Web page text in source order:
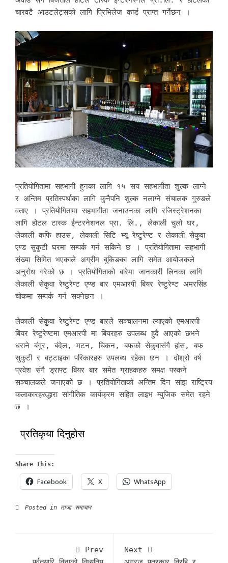
चारवटै आउटलेट्सको लागि प्रिभिलेज कार्ड प्राप्त गर्नेछन ।
प्रतियोगितामा सहभागी हुनका लागि १५ सय सहभागीता शुल्क लाग्ने
र अन्तिम प्रतिस्पर्धाका लागि कुनैपनि शुल्क नलाग्ने संचालक गुरुङले
वताए । प्रतियोगितामा सहभागीता जनाउनका लागि रजिस्ट्रेशनका
लागि होटल टास्क ईन्टरनेशनल प्रा. लि., लेकाली चुलो घर,
लेकाली कफि हाउस, लेकाली सिटि भ्यू रेष्टुरेण्ट र लेकाली सेकुवा
एण्ड सुकुटी घरमा सम्पर्क गर्न सकिने छ । प्रतियोगितामा सहभागी
संख्या सिमित भएकाले अग्रीम बुकिङका लागि समेत आयोजकले
अनुरोध गरेको छ । प्रतियोगिताको बारेमा जानकारी लिनका लागि
लेकाली सेकुवा रेष्टुरेण्ट एण्ड बार एमआरपी बियर रेष्टुरेण्ट अमरसिंह
चोकमा सम्पर्क गर्न सक्नेछन ।
लेकाली सेकुुवा रेष्टुरेण्ट एण्ड बारले सञ्चालनमा ल्याएको एमआरपी
बियर रेष्टुरेण्टमा एमआरपी मा बियरहरु उपलब्ध हुदै आएको छभने
धराने बंगुर, बंदेल, मटन, चिकन, बफको सेकुवासंगै हांस, बफ
सुकुटी र बट्टाइका परिकारहरु उपलब्ध रहेका छन । दोश्रो वर्ष
प्रवेश संगै ड्राफ्ट बियर बार समेत ग्राहकहरु समक्ष पस्कने
सञ्चालकले जनाएको छ । प्रतियोगिताको अन्तिम दिन सांझ राष्ट्रिय
कलाकारहरुद्धारा सांगीतिक कार्यक्रम सहित लाइभ म्युजिक समेत रहने
छ ।
प्रतिकृया दिनुहोस
Share this:
Facebook X WhatsApp
Posted in ताजा समाचार
Prev
Next